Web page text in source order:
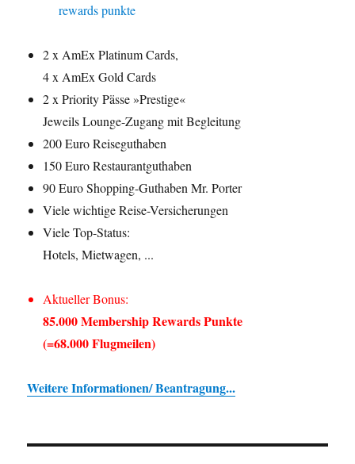
2 x AmEx Platinum Cards,
4 x AmEx Gold Cards
2 x Priority Pässe »Prestige«
Jeweils Lounge-Zugang mit Begleitung
200 Euro Reiseguthaben
150 Euro Restaurantguthaben
90 Euro Shopping-Guthaben Mr. Porter
Viele wichtige Reise-Versicherungen
Viele Top-Status:
Hotels, Mietwagen, ...
Aktueller Bonus:
85.000 Membership Rewards Punkte
(=68.000 Flugmeilen)
Weitere Informationen/ Beantragung...